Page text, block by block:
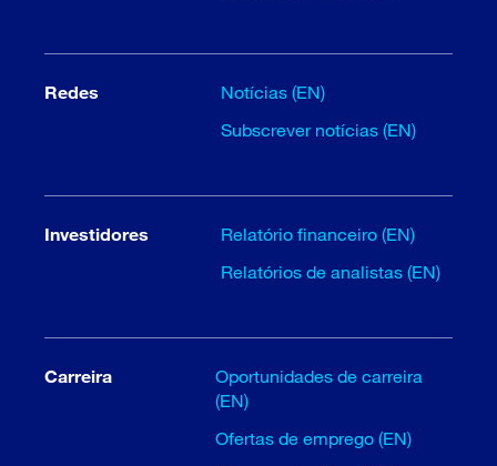
Redes
Notícias (EN)
Subscrever notícias (EN)
Investidores
Relatório financeiro (EN)
Relatórios de analistas (EN)
Carreira
Oportunidades de carreira
(EN)
Ofertas de emprego (EN)